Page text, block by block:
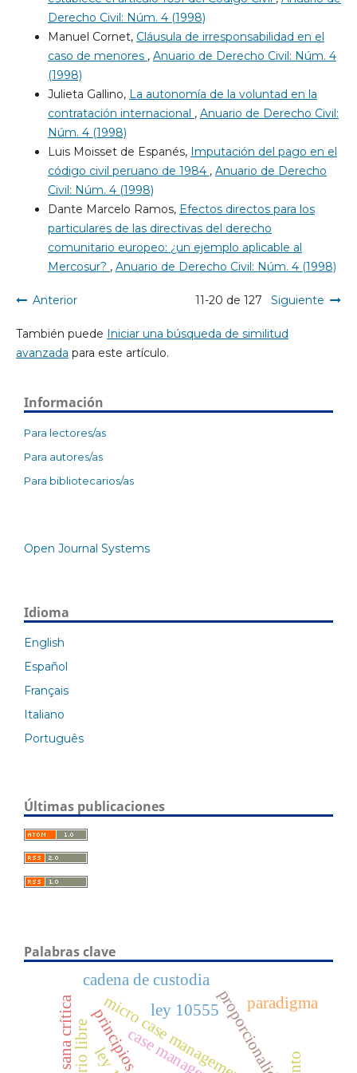
Derecho Civil: Núm. 4 (1998)
Manuel Cornet, Cláusula de irresponsabilidad en el
caso de menores , Anuario de Derecho Civil: Núm. 4
(1998)
Julieta Gallino, La autonomía de la voluntad en la
contratación internacional , Anuario de Derecho Civil:
Núm. 4 (1998)
Luis Moisset de Espanés, Imputación del pago en el
código civil peruano de 1984 , Anuario de Derecho
Civil: Núm. 4 (1998)
Dante Marcelo Ramos, Efectos directos para los
particulares de las directivas del derecho
comunitario europeo: ¿un ejemplo aplicable al
Mercosur? , Anuario de Derecho Civil: Núm. 4 (1998)
Anterior 11-20 de 127 Siguiente
También puede Iniciar una búsqueda de similitud
avanzada para este artículo.
Información
Para lectores/as
Para autores/as
Para bibliotecarios/as
Open Journal Systems
Idioma
English
Español
Français
Italiano
Português
Últimas publicaciones
Palabras clave
proporcionalidad
micro case management
principios
sana crítica
cadena de custodia
ley 10555 paradigma